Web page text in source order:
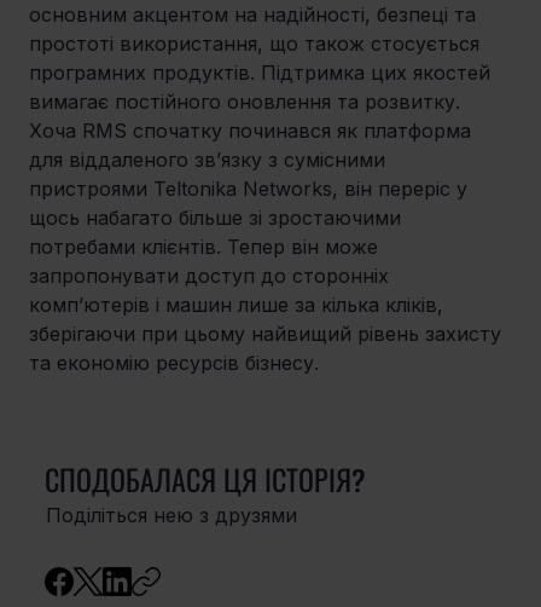
основним акцентом на надійності, безпеці та
простоті використання, що також стосується
програмних продуктів. Підтримка цих якостей
вимагає постійного оновлення та розвитку.
Хоча RMS спочатку починався як платформа
для віддаленого зв’язку з сумісними
пристроями Teltonika Networks, він переріс у
щось набагато більше зі зростаючими
потребами клієнтів. Тепер він може
запропонувати доступ до сторонніх
комп’ютерів і машин лише за кілька кліків,
зберігаючи при цьому найвищий рівень захисту
та економію ресурсів бізнесу.
СПОДОБАЛАСЯ ЦЯ ІСТОРІЯ?
Поділіться нею з друзями